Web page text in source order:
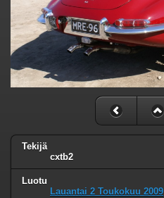
Tekijä
cxtb2
Luotu
Lauantai 2 Toukokuu 2009